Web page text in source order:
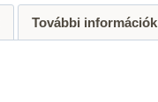
További információk